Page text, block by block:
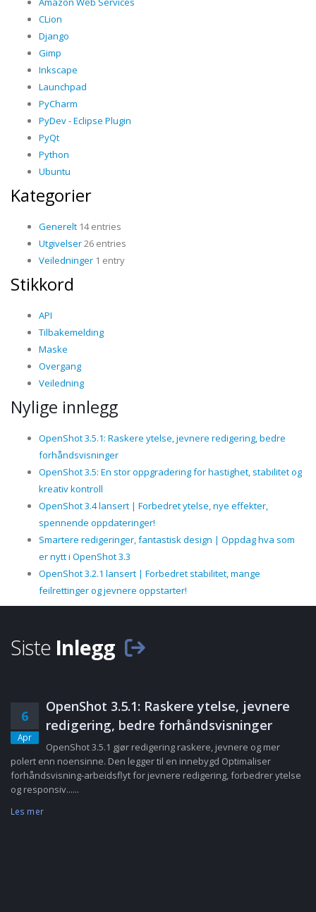
CLion
Django
Gimp
Inkscape
Launchpad
PyCharm
PyDev - Eclipse Plugin
PyQt
Python
Ubuntu
Kategorier
Generelt 14 entries
Utgivelser26 entries
Veiledninger 1 entry
Stikkord
API
Tilbakemelding
Maske
Overgang
Veiledning
Nylige innlegg
OpenShot 3.5.1: Raskere ytelse, jevnere redigering, bedre
forhåndsvisninger
OpenShot 3.5: En stor oppgradering for hastighet, stabilitet og
kreativ kontroll
OpenShot 3.4 lansert | Forbedret ytelse, nye effekter,
spennende oppdateringer!
Smartere redigeringer, fantastisk design | Oppdag hva som
er nytt i OpenShot 3.3
OpenShot 3.2.1 lansert | Forbedret stabilitet, mange
feilrettinger og jevnere oppstarter!
Siste Inlegg
6
Apr
OpenShot 3.5.1: Raskere ytelse, jevnere
redigering, bedre forhåndsvisninger
OpenShot 3.5.1 gjør redigering raskere, jevnere og mer
polert enn noensinne. Den legger til en innebygd Optimaliser
forhåndsvisning-arbeidsflyt for jevnere redigering, forbedrer ytelse
og responsiv......
Les mer